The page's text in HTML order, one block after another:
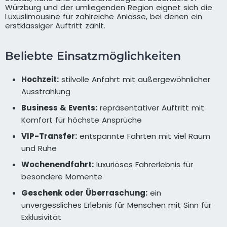
Würzburg und der umliegenden Region eignet sich die
Luxuslimousine für zahlreiche Anlässe, bei denen ein
erstklassiger Auftritt zählt.
Beliebte Einsatzmöglichkeiten
Hochzeit: stilvolle Anfahrt mit außergewöhnlicher
Ausstrahlung
Business & Events: repräsentativer Auftritt mit
Komfort für höchste Ansprüche
VIP-Transfer: entspannte Fahrten mit viel Raum
und Ruhe
Wochenendfahrt: luxuriöses Fahrerlebnis für
besondere Momente
Geschenk oder Überraschung: ein
unvergessliches Erlebnis für Menschen mit Sinn für
Exklusivität